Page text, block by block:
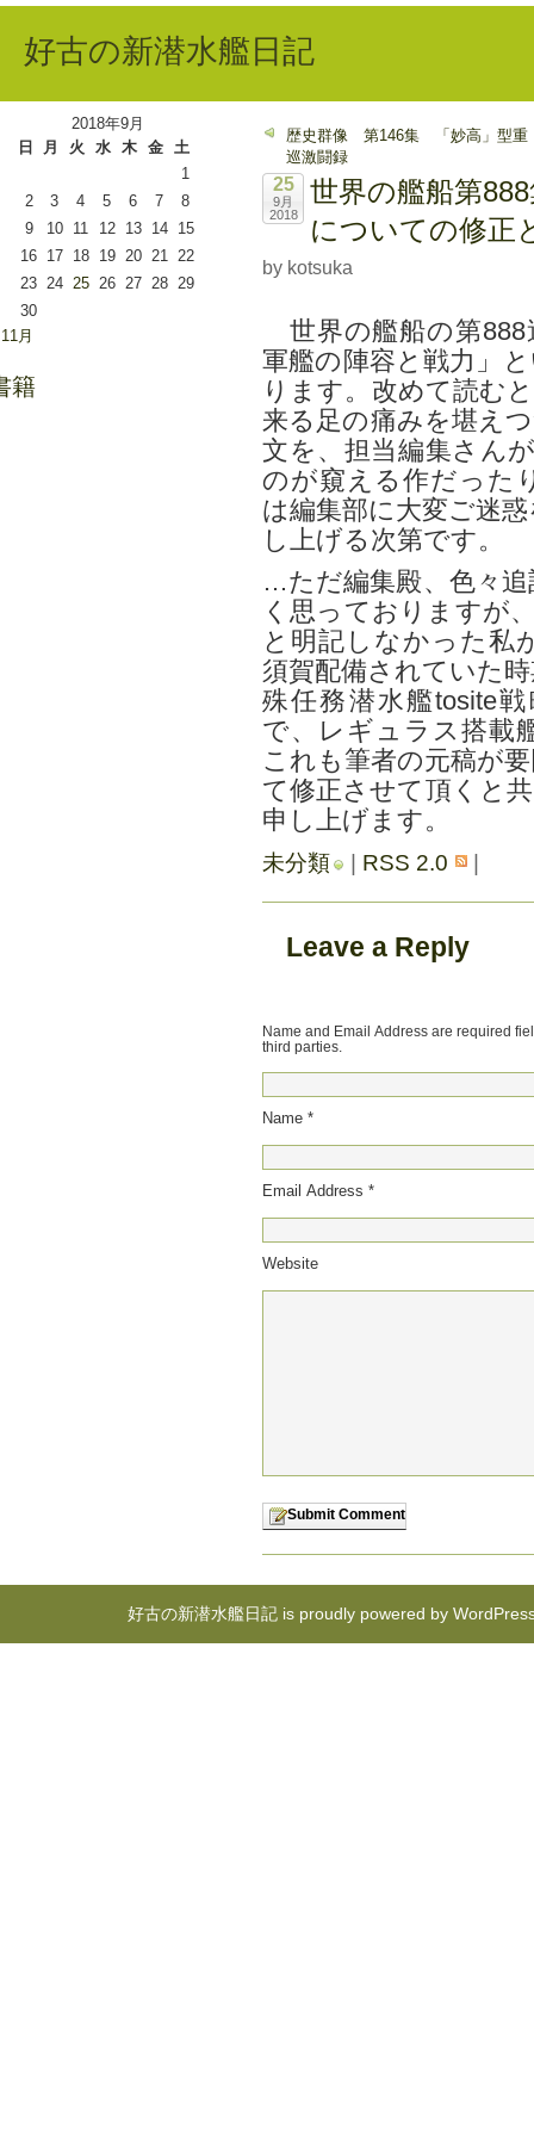
好古の新潜水艦日記
歴史群像 第146集 「妙高」型重
巡激闘録
25
9月
2018
世界の艦船第
についての修正
by kotsuka
世界の艦船の第888
軍艦の陣容と戦力」
ります。改めて読む
来る足の痛みを堪え
文を、担当編集さん
のが窺える作だった
は編集部に大変ご迷
し上げる次第です。
…ただ編集殿、色々
く思っておりますが
と明記しなかった私
須賀配備されていた
殊任務潜水艦tosite
で、レギュラス搭載
これも筆者の元稿が
て修正させて頂くと
申し上げます。
未分類 | RSS 2.0 |
Leave a Reply
Name and Email Address are required
third parties.
Name *
Email Address *
Website
2018年9月
日
月 火 水 木 金
土
1
2
3 4 5 6 7
8
9
10 11 12 13 14
15
16 17 18 19 20 21 22
23 24 25 26 27 28 29
30
月
籍
好古の新潜水艦日記 is proudly powered by